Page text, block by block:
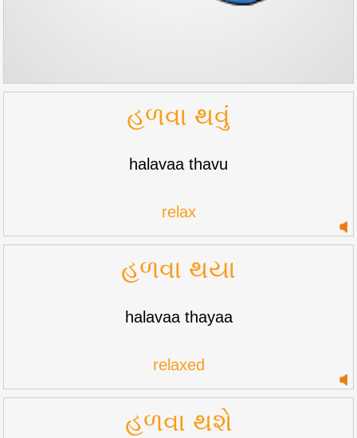
હળવા થવું
halavaa thavu
relax
હળવા થયા
halavaa thayaa
relaxed
હળવા થશે